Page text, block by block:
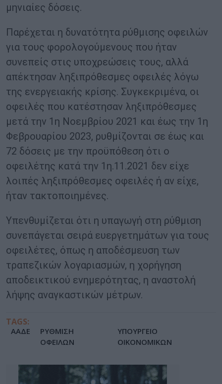
μηνιαίες δόσεις.
Παρέχεται η δυνατότητα ρύθμισης οφειλών
για τους φορολογούμενους που ήταν
συνεπείς στις υποχρεώσεις τους, αλλά
απέκτησαν ληξιπρόθεσμες οφειλές λόγω
της ενεργειακής κρίσης. Συγκεκριμένα, οι
οφειλές που κατέστησαν ληξιπρόθεσμες
μετά την 1η Νοεμβρίου 2021 και έως την 1η
Φεβρουαρίου 2023, ρυθμίζονται σε έως και
72 δόσεις με την προϋπόθεση ότι ο
οφειλέτης κατά την 1η.11.2021 δεν είχε
λοιπές ληξιπρόθεσμες οφειλές ή αν είχε,
ήταν τακτοποιημένες.
Υπενθυμίζεται ότι η υπαγωγή στη ρύθμιση
συνεπάγεται σειρά ευεργετημάτων για τους
οφειλέτες, όπως η αποδέσμευση των
τραπεζικών λογαριασμών, η χορήγηση
αποδεικτικού ενημερότητας, η αναστολή
λήψης αναγκαστικών μέτρων.
TAGS:
ΑΑΔΕ
ΡΥΘΜΙΣΗ
ΟΦΕΙΛΩΝ
ΥΠΟΥΡΓΕΙΟ
ΟΙΚΟΝΟΜΙΚΩΝ